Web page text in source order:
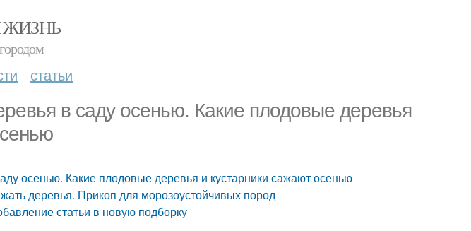
статьи
в саду осенью. Какие плодовые деревья
осенью. Какие плодовые деревья и кустарники сажают осенью
деревья. Прикоп для морозоустойчивых пород
статьи в новую подборку